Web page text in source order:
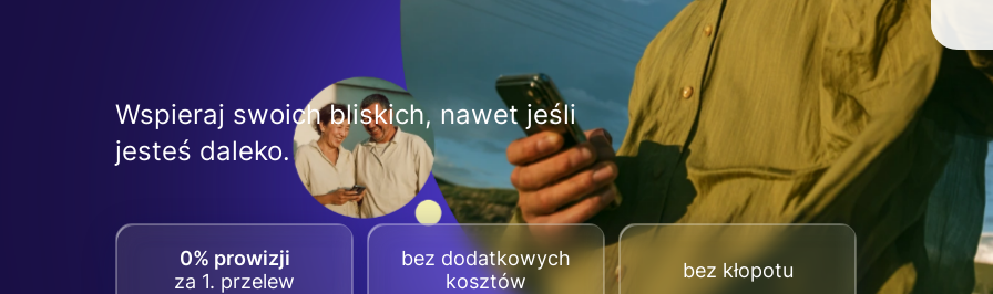
Wspieraj swoich bliskich, nawet jeśli
jesteś daleko.
0% prowizji
za 1. przelew
bez dodatkowych
kosztów
bez kłopotu